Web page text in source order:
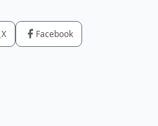
X Facebook